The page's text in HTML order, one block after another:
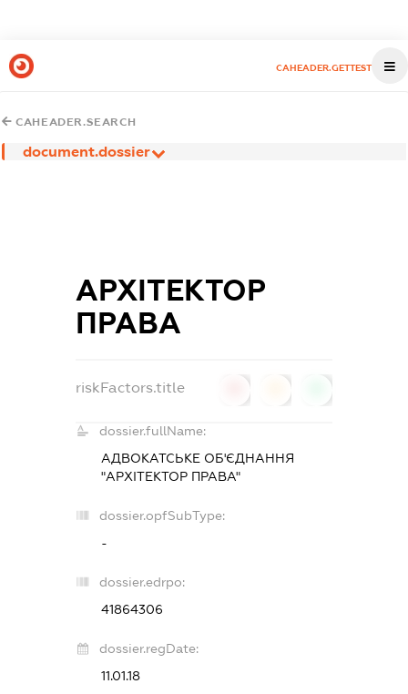
CAHEADER.GETTEST
CAHEADER.SEARCH
document.dossier
АРХІТЕКТОР
ПРАВА
riskFactors.title
dossier.fullName:
АДВОКАТСЬКЕ ОБ'ЄДНАННЯ
"АРХІТЕКТОР ПРАВА"
dossier.opfSubType:
-
dossier.edrpo:
41864306
dossier.regDate:
11.01.18